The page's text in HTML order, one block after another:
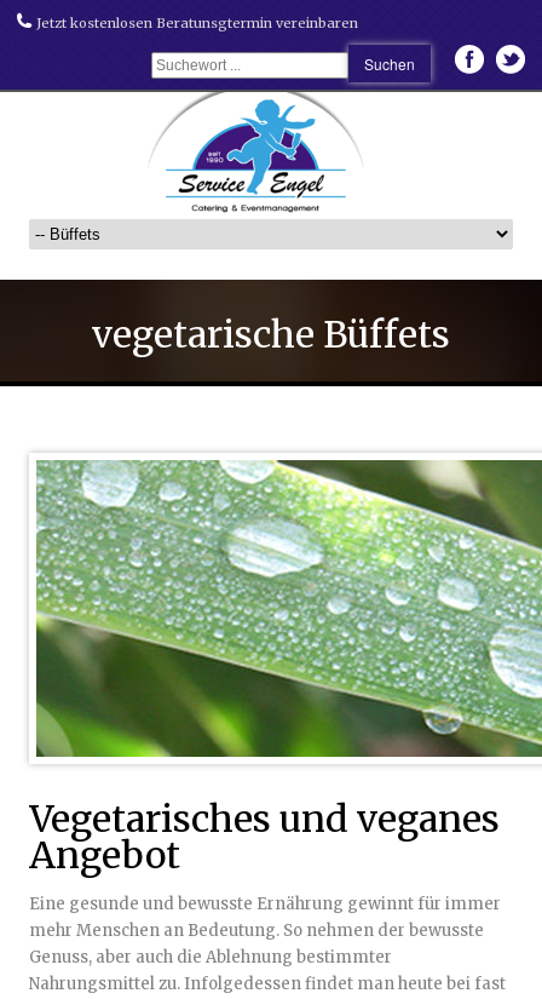
Jetzt kostenlosen Beratunsgtermin vereinbaren
vegetarische Büffets
Vegetarisches und veganes
Angebot
Eine gesunde und bewusste Ernährung gewinnt für immer
mehr Menschen an Bedeutung. So nehmen der bewusste
Genuss, aber auch die Ablehnung bestimmter
Nahrungsmittel zu. Infolgedessen findet man heute bei fast